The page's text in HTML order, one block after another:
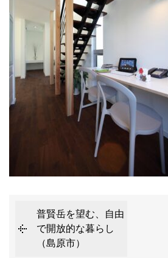
普賢岳を望む、自由
で開放的な暮らし
（島原市）